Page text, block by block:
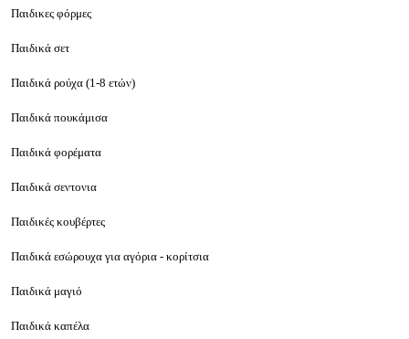
Παιδικες φόρμες
Παιδικά σετ
Παιδικά ρούχα (1-8 ετών)
Παιδικά πουκάμισα
Παιδικά φορέματα
Παιδικά σεντονια
Παιδικές κουβέρτες
Παιδικά εσώρουχα για αγόρια - κορίτσια
Παιδικά μαγιό
Παιδικά καπέλα